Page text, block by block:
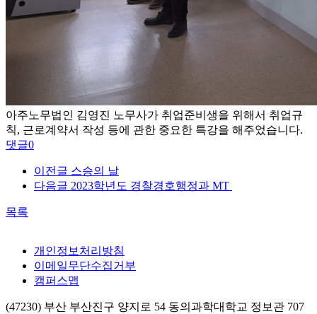
아주노무법인 김영진 노무사가 취업준비생을 위해서 취업규
칙, 근로계약서 작성 등에 관한 중요한 특강을 해주었습니다.
댓글0
이전글 스승의 날
다음글 2023학년도 경찰경호행정과 MT
목록
개인정보처리방침
이메일무단수집거부
캠퍼스맵
(47230) 부산 부산진구 양지로 54 동의과학대학교 정보관 707